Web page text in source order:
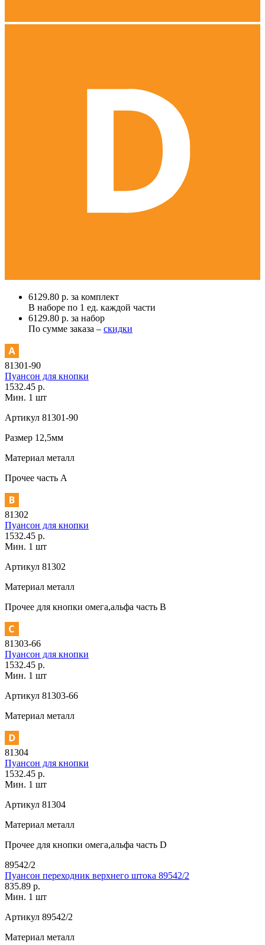
6129.80 р. за комплект
В наборе по 1 ед. каждой части
6129.80 р. за набор
По сумме заказа – скидки
81301-90
Пуансон для кнопки
1532.45 р.
Мин. 1 шт
Артикул 81301-90
Размер 12,5мм
Материал металл
Прочее часть A
81302
Пуансон для кнопки
1532.45 р.
Мин. 1 шт
Артикул 81302
Материал металл
Прочее для кнопки омега,альфа часть В
81303-66
Пуансон для кнопки
1532.45 р.
Мин. 1 шт
Артикул 81303-66
Материал металл
81304
Пуансон для кнопки
1532.45 р.
Мин. 1 шт
Артикул 81304
Материал металл
Прочее для кнопки омега,альфа часть D
89542/2
Пуансон переходник верхнего штока 89542/2
835.89 р.
Мин. 1 шт
Артикул 89542/2
Материал металл